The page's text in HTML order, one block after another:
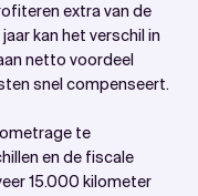
extra van de
kan het verschil in
netto voordeel
snel compenseert.
te
en de fiscale
15.000 kilometer